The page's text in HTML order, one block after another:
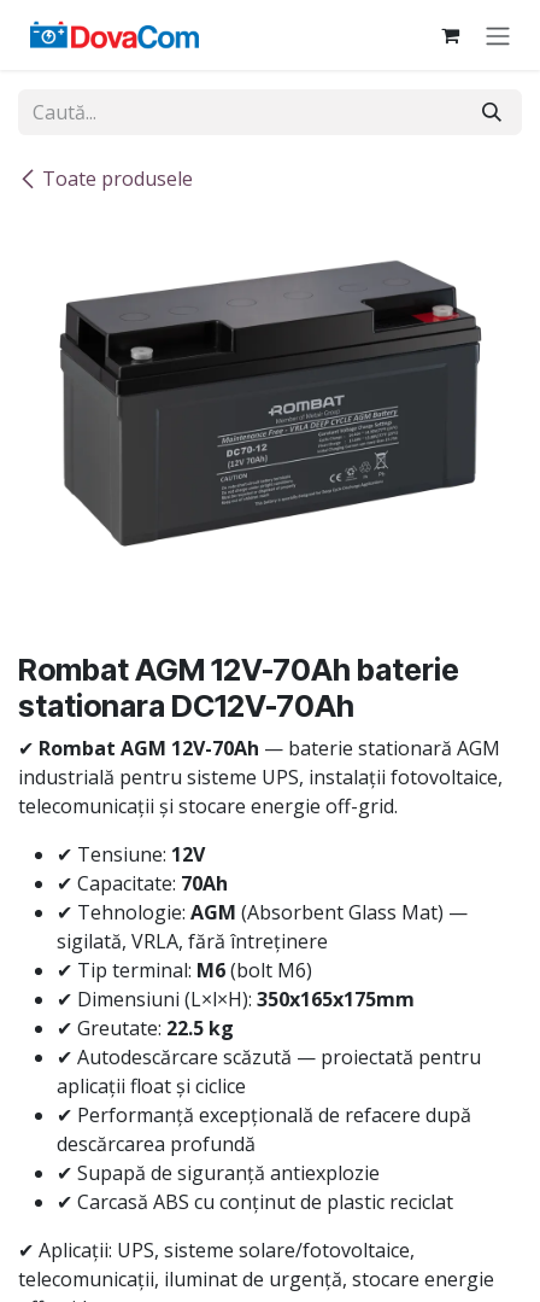
Toate produsele
Rombat AGM 12V-70Ah baterie
stationara DC12V-70Ah
✔ Rombat AGM 12V-70Ah — baterie stationară AGM
industrială pentru sisteme UPS, instalații fotovoltaice,
telecomunicații și stocare energie off-grid.
✔ Tensiune: 12V
✔ Capacitate: 70Ah
✔ Tehnologie: AGM (Absorbent Glass Mat) —
sigilată, VRLA, fără întreținere
✔ Tip terminal: M6(bolt M6)
✔ Dimensiuni (L×l×H): 350x165x175mm
✔ Greutate: 22.5 kg
✔ Autodescărcare scăzută — proiectată pentru
aplicații float și ciclice
✔ Performanță excepțională de refacere după
descărcarea profundă
✔ Supapă de siguranță antiexplozie
✔ Carcasă ABS cu conținut de plastic reciclat
✔ Aplicații: UPS, sisteme solare/fotovoltaice,
telecomunicații, iluminat de urgență, stocare energie